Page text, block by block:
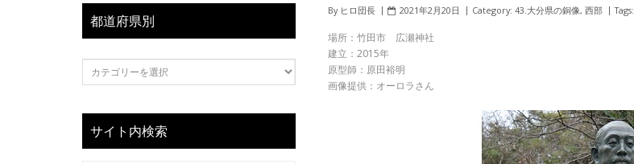
By ヒロ団長 2021年2月20日 Category: 43.大分県の銅像, 西部 Tags:
場所：竹田市 広瀬神社
建立：2015年
原型師：原田裕明
画像提供：オーロラさん
都道府県別
サイト内検索